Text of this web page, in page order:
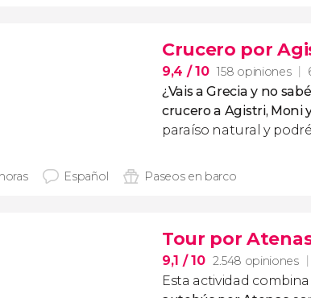
Crucero por
9,4 / 10 158 opiniones
¿Vais a Grecia y no
crucero a Agistri, Moni
paraíso natural y
Español Paseos en barco
Tour por
9,1 / 10 2.548 opiniones
Esta actividad